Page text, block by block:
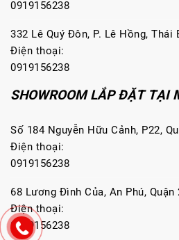
0919156238
332 Lê Quý Đôn, P. Lê Hồng, Thái
Điện thoại:
0919156238
SHOWROOM LẮP ĐẶT TẠI
Số 184 Nguyễn Hữu Cảnh, P22,
Điện thoại:
0919156238
68 Lương Đình Của, An Phú, Quận
Điện thoại:
0919156238